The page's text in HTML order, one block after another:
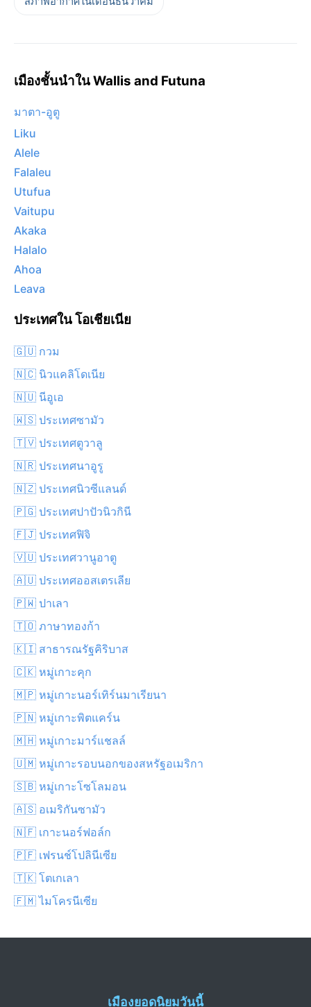
เมืองชั้นนำใน Wallis and Futuna
มาตา-อูตู
Liku
Alele
Falaleu
Utufua
Vaitupu
Akaka
Halalo
Ahoa
Leava
ประเทศใน โอเชียเนีย
🇬🇺 กวม
🇳🇨 นิวแคลิโดเนีย
🇳🇺 นีอูเอ
🇼🇸 ประเทศซามัว
🇹🇻 ประเทศตูวาลู
🇳🇷 ประเทศนาอูรู
🇳🇿 ประเทศนิวซีแลนด์
🇵🇬 ประเทศปาปัวนิวกินี
🇫🇯 ประเทศฟิจิ
🇻🇺 ประเทศวานูอาตู
🇦🇺 ประเทศออสเตรเลีย
🇵🇼 ปาเลา
🇹🇴 ภาษาทองก้า
🇰🇮 สาธารณรัฐคิริบาส
🇨🇰 หมู่เกาะคุก
🇲🇵 หมู่เกาะนอร์เทิร์นมาเรียนา
🇵🇳 หมู่เกาะพิตแคร์น
🇲🇭 หมู่เกาะมาร์แชลล์
🇺🇲 หมู่เกาะรอบนอกของสหรัฐอเมริกา
🇸🇧 หมู่เกาะโซโลมอน
🇦🇸 อเมริกันซามัว
🇳🇫 เกาะนอร์ฟอล์ก
🇵🇫 เฟรนช์โปลินีเซีย
🇹🇰 โตเกเลา
🇫🇲 ไมโครนีเซีย
เมืองยอดนิยมวันนี้